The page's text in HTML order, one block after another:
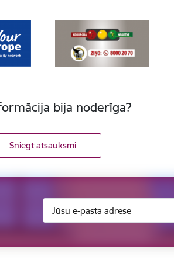
bija noderīga?
Sniegt atsauksmi